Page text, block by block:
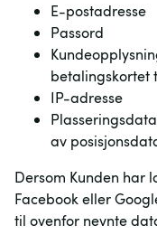
E-postadresse
Passord
betalingskortet
IP-adresse
av
Dersom Kunden har
Facebook eller
til ovenfor nevnte